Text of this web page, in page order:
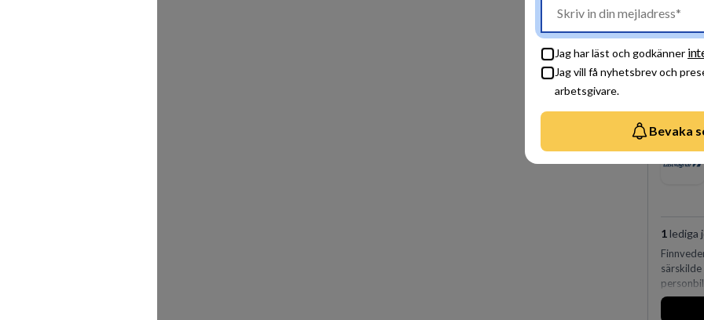
Jag har läst och godkänner
Jag vill få nyhetsbrev och
arbetsgivare.
Bevaka
1lediga
man